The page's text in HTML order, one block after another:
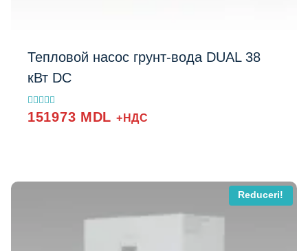
Тепловой насос грунт-вода DUAL 38
кВт DC
Evaluat la
5.00
151973 MDL +НДС
Reduceri!